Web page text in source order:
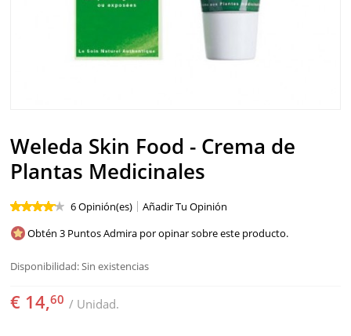
TEMAS
Weleda Skin Food - Crema de
Plantas Medicinales
6 Opinión(es)
Añadir Tu Opinión
Obtén 3 Puntos Admira por opinar sobre este producto.
Disponibilidad:Sin existencias
€ 14,60 / Unidad.